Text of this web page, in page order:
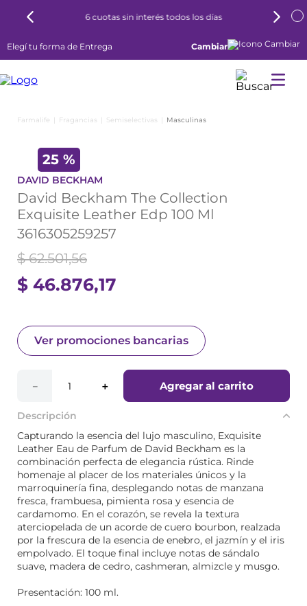
6 cuotas sin interés todos los días
Elegí tu forma de Entrega Cambiar
Fragancias Semiselectivas Masculinas
25 %
DAVID BECKHAM
David Beckham The Collection
Exquisite Leather Edp 100 Ml
3616305259257
$ 46.876,17
$ 62.501,56
Ver promociones bancarias
＋
－ Agregar al carrito
Descripción
Capturando la esencia del lujo masculino, Exquisite
Leather Eau de Parfum de David Beckham es la
combinación perfecta de elegancia rústica. Rinde
homenaje al placer de los materiales únicos y la
marroquinería fina, desplegando notas de manzana
fresca, frambuesa, pimienta rosa y esencia de
cardamomo. En el corazón, se revela la textura
aterciopelada de un acorde de cuero bourbon, realzada
por la frescura de la esencia de enebro, el jazmín y el iris
empolvado. El toque final incluye notas de sándalo
suave, madera de cedro, cashmeran, almizcle y musgo.
Presentación: 100 ml.